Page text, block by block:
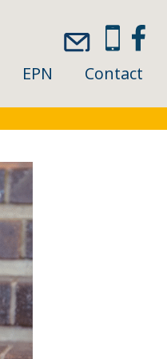
EPN Contact